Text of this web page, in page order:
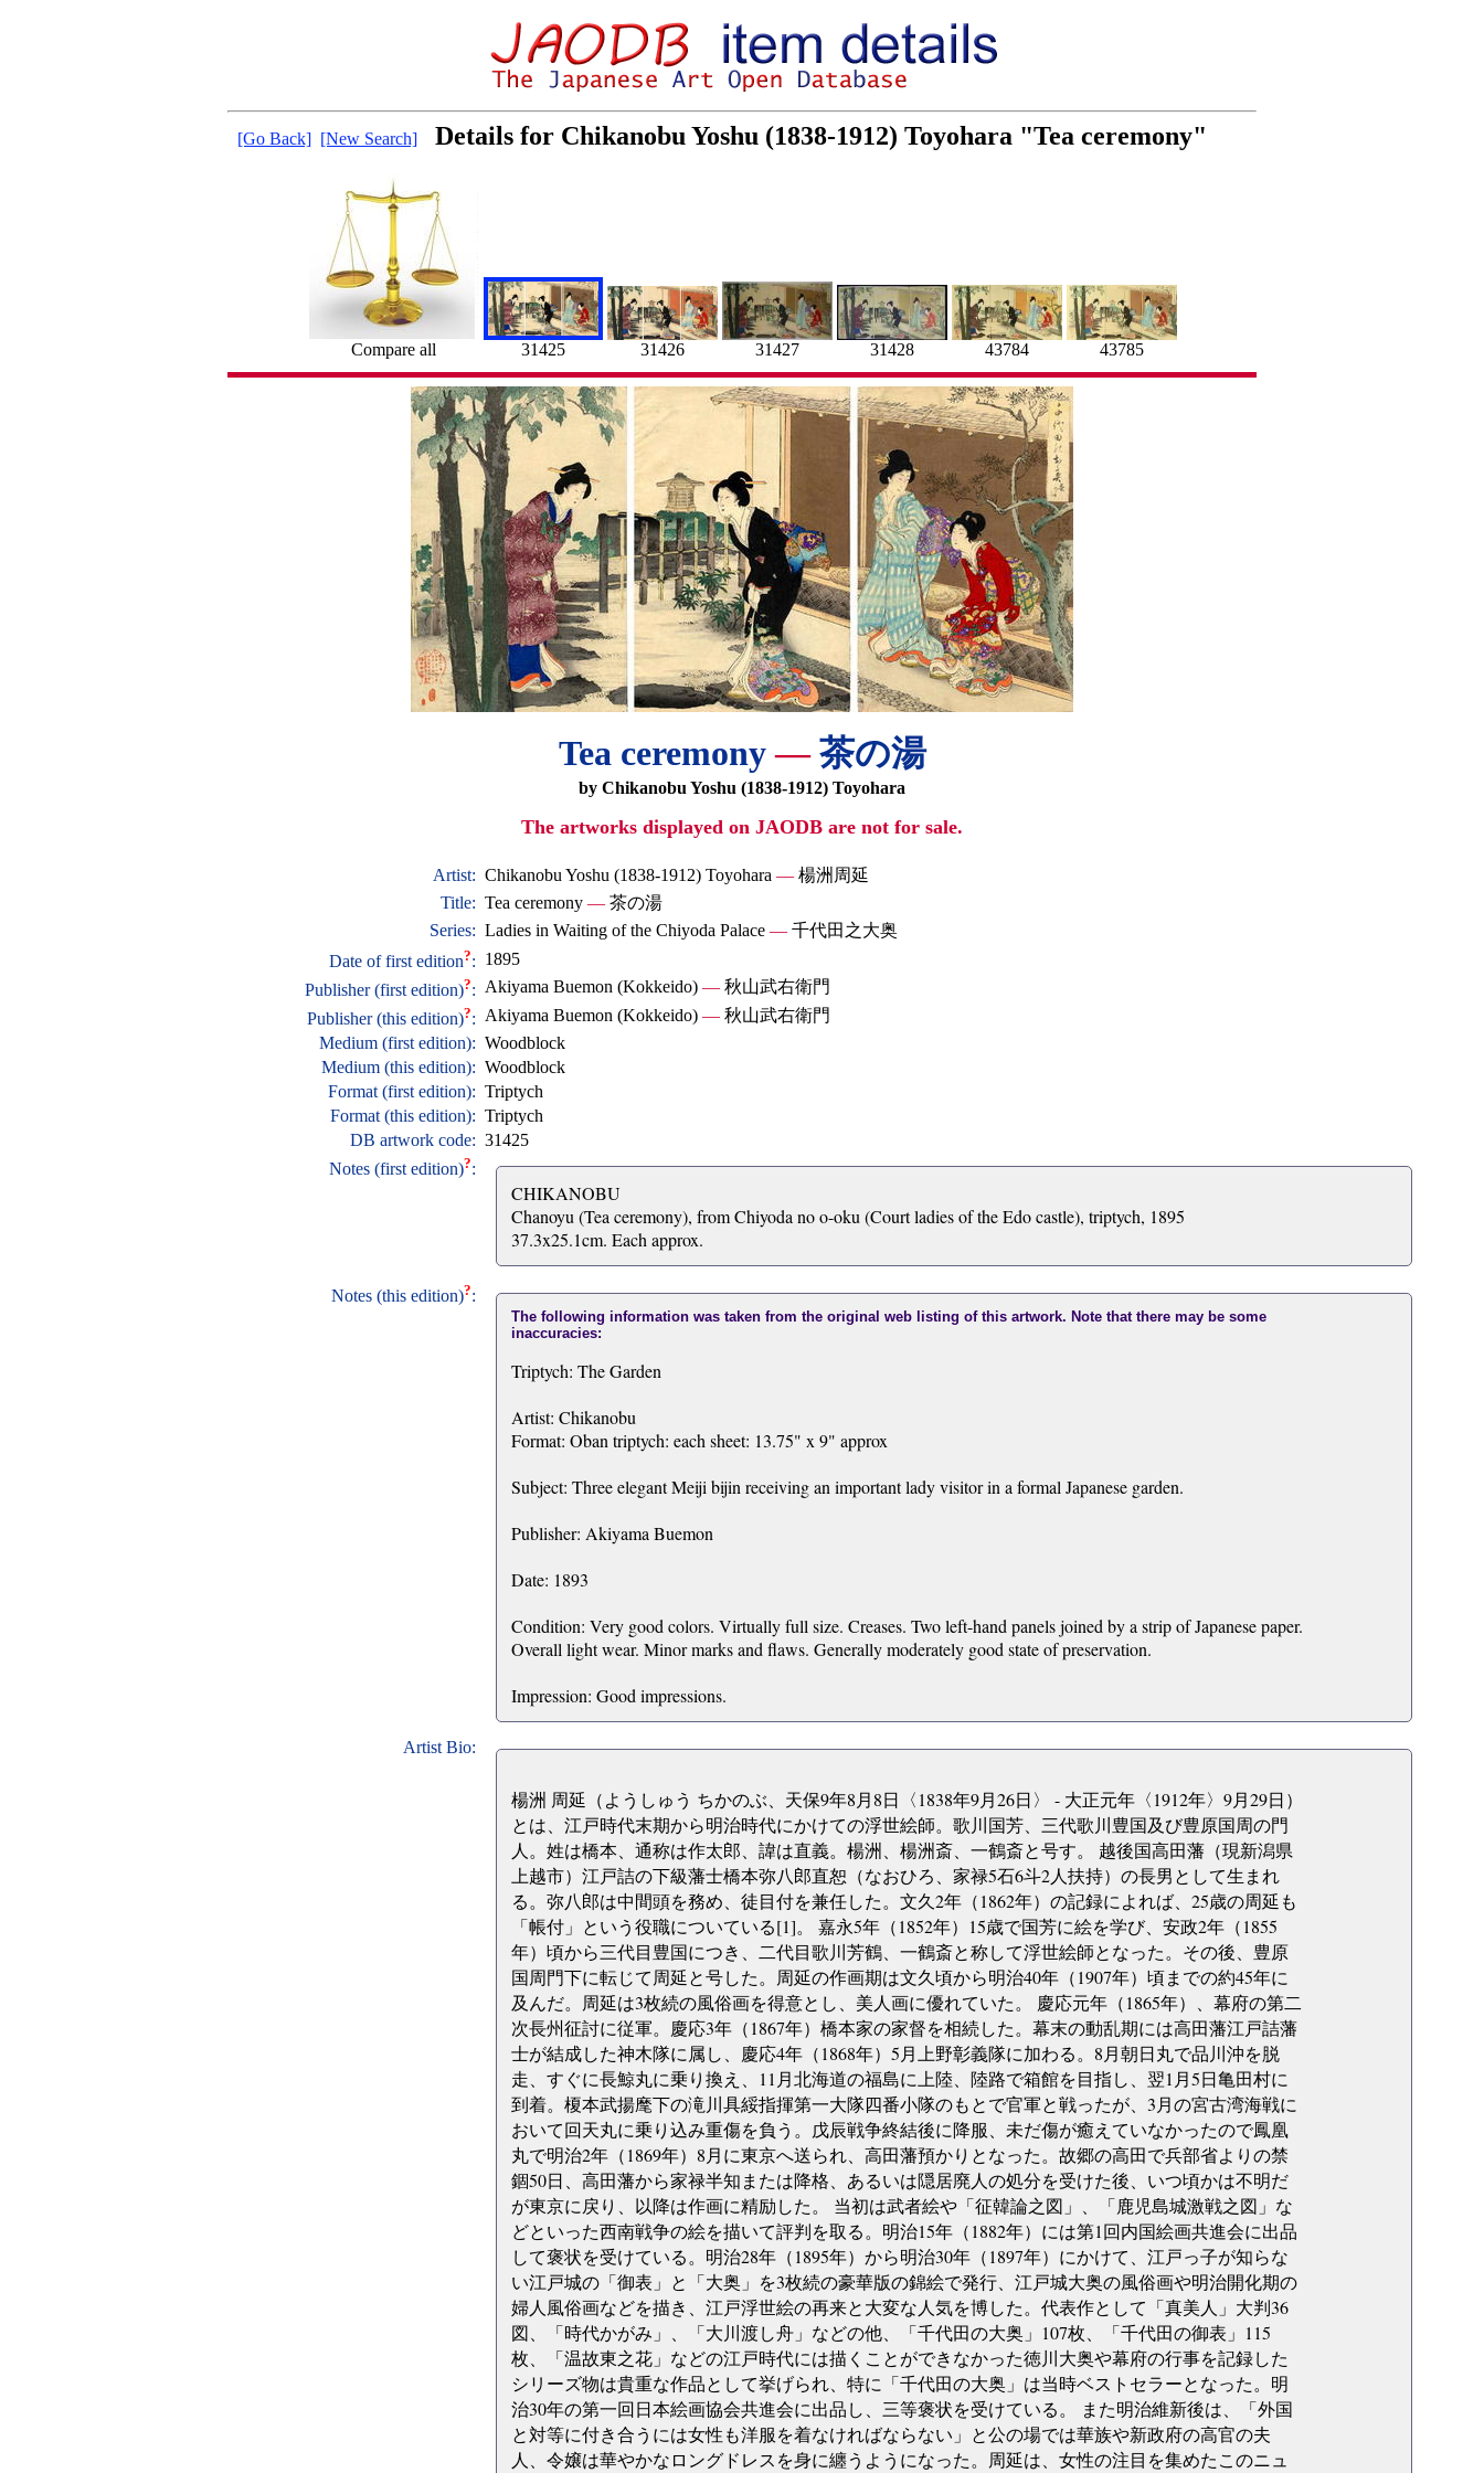
[Go Back] [New Search] Details for Chikanobu Yoshu (1838-1912) Toyohara "Tea ceremony"
Compare all 31425 31426 31427 31428 43784 43785
Tea ceremony—茶の湯
by Chikanobu Yoshu (1838-1912) Toyohara
The artworks displayed on JAODB are not for sale.
Artist: Chikanobu Yoshu (1838-1912) Toyohara —楊洲周延
Title: Tea ceremony —茶の湯
Series: Ladies in Waiting of the Chiyoda Palace —千代田之大奥
Date of first edition?: 1895
Publisher (first edition)?: Akiyama Buemon (Kokkeido) —秋山武右衛門
Publisher (this edition)?: Akiyama Buemon (Kokkeido) —秋山武右衛門
Medium (first edition): Woodblock
Medium (this edition): Woodblock
Format (first edition): Triptych
Format (this edition): Triptych
DB artwork code: 31425
Notes (first edition)?:
CHIKANOBU
Chanoyu (Tea ceremony), from Chiyoda no o-oku (Court ladies of the Edo castle), triptych, 1895
37.3x25.1cm. Each approx.
Notes (this edition)?:
The following information was taken from the original web listing of this artwork. Note that there may be some
inaccuracies:
Triptych: The Garden
Artist: Chikanobu
Format: Oban triptych: each sheet: 13.75" x 9" approx
Subject: Three elegant Meiji bijin receiving an important lady visitor in a formal Japanese garden.
Publisher: Akiyama Buemon
Date: 1893
Condition: Very good colors. Virtually full size. Creases. Two left-hand panels joined by a strip of Japanese paper.
Overall light wear. Minor marks and flaws. Generally moderately good state of preservation.
Impression: Good impressions.
Artist Bio:
楊洲 周延（ようしゅう ちかのぶ、天保9年8月8日〈1838年9月26日〉 - 大正元年〈1912年〉9月29日）
とは、江戸時代末期から明治時代にかけての浮世絵師。歌川国芳、三代歌川豊国及び豊原国周の門
人。姓は橋本、通称は作太郎、諱は直義。楊洲、楊洲斎、一鶴斎と号す。 越後国高田藩（現新潟県
上越市）江戸詰の下級藩士橋本弥八郎直恕（なおひろ、家禄5石6斗2人扶持）の長男として生まれ
る。弥八郎は中間頭を務め、徒目付を兼任した。文久2年（1862年）の記録によれば、25歳の周延も
「帳付」という役職についている[1]。 嘉永5年（1852年）15歳で国芳に絵を学び、安政2年（1855
年）頃から三代目豊国につき、二代目歌川芳鶴、一鶴斎と称して浮世絵師となった。その後、豊原
国周門下に転じて周延と号した。周延の作画期は文久頃から明治40年（1907年）頃までの約45年に
及んだ。周延は3枚続の風俗画を得意とし、美人画に優れていた。 慶応元年（1865年）、幕府の第二
次長州征討に従軍。慶応3年（1867年）橋本家の家督を相続した。幕末の動乱期には高田藩江戸詰藩
士が結成した神木隊に属し、慶応4年（1868年）5月上野彰義隊に加わる。8月朝日丸で品川沖を脱
走、すぐに長鯨丸に乗り換え、11月北海道の福島に上陸、陸路で箱館を目指し、翌1月5日亀田村に
到着。榎本武揚麾下の滝川具綏指揮第一大隊四番小隊のもとで官軍と戦ったが、3月の宮古湾海戦に
おいて回天丸に乗り込み重傷を負う。戊辰戦争終結後に降服、未だ傷が癒えていなかったので鳳凰
丸で明治2年（1869年）8月に東京へ送られ、高田藩預かりとなった。故郷の高田で兵部省よりの禁
錮50日、高田藩から家禄半知または降格、あるいは隠居廃人の処分を受けた後、いつ頃かは不明だ
が東京に戻り、以降は作画に精励した。 当初は武者絵や「征韓論之図」、「鹿児島城激戦之図」な
どといった西南戦争の絵を描いて評判を取る。明治15年（1882年）には第1回内国絵画共進会に出品
して褒状を受けている。明治28年（1895年）から明治30年（1897年）にかけて、江戸っ子が知らな
い江戸城の「御表」と「大奥」を3枚続の豪華版の錦絵で発行、江戸城大奥の風俗画や明治開化期の
婦人風俗画などを描き、江戸浮世絵の再来と大変な人気を博した。代表作として「真美人」大判36
図、「時代かがみ」、「大川渡し舟」などの他、「千代田の大奥」107枚、「千代田の御表」115
枚、「温故東之花」などの江戸時代には描くことができなかった徳川大奥や幕府の行事を記録した
シリーズ物は貴重な作品として挙げられ、特に「千代田の大奥」は当時ベストセラーとなった。明
治30年の第一回日本絵画協会共進会に出品し、三等褒状を受けている。 また明治維新後は、「外国
と対等に付き合うには女性も洋服を着なければならない」と公の場では華族や新政府の高官の夫
人、令嬢は華やかなロングドレスを身に纏うようになった。周延は、女性の注目を集めたこのニュ